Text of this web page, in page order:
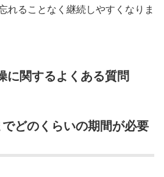
れることなく継続しやすくなりま
に関するよくある質問
どのくらいの期間が必要